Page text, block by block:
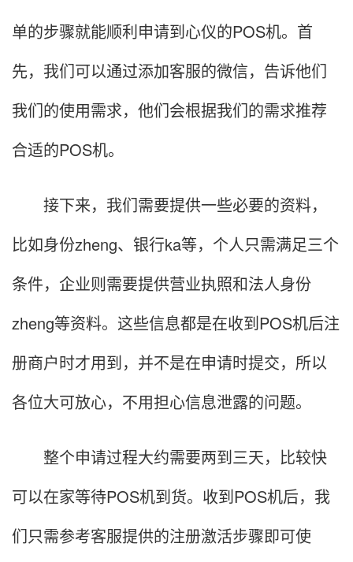
单的步骤就能顺利申请到心仪的POS机。首
先，我们可以通过添加客服的微信，告诉他们
我们的使用需求，他们会根据我们的需求推荐
合适的POS机。
接下来，我们需要提供一些必要的资料，
比如身份zheng、银行ka等，个人只需满足三个
条件，企业则需要提供营业执照和法人身份
zheng等资料。这些信息都是在收到POS机后注
册商户时才用到，并不是在申请时提交，所以
各位大可放心，不用担心信息泄露的问题。
整个申请过程大约需要两到三天，比较快
可以在家等待POS机到货。收到POS机后，我
们只需参考客服提供的注册激活步骤即可使